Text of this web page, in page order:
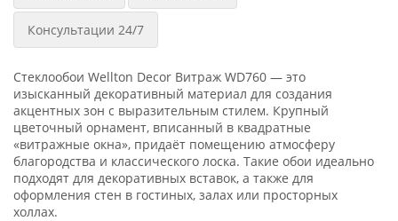
Консультации 24/7
Стеклообои Wellton Decor Витраж WD760 — это
изысканный декоративный материал для создания
акцентных зон с выразительным стилем. Крупный
цветочный орнамент, вписанный в квадратные
«витражные окна», придаёт помещению атмосферу
благородства и классического лоска. Такие обои идеально
подходят для декоративных вставок, а также для
оформления стен в гостиных, залах или просторных
холлах.